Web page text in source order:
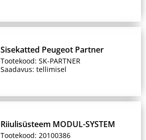
Sisekatted Peugeot Partner
Tootekood: SK-PARTNER
Saadavus: tellimisel
Riiulisüsteem MODUL-SYSTEM
Tootekood: 20100386